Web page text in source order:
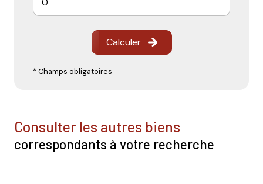
Calculer
* Champs obligatoires
consulter les autres biens
correspondants à votre recherche